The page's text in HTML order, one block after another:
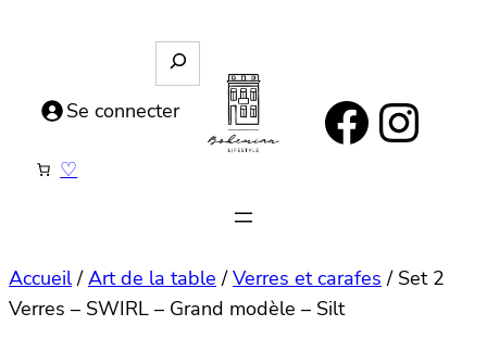
https://www.facebook.com/bohemianlifestyle.be Instagram
e
c
e
Se connecter
♡
Accueil/Art de la table /Verres et carafes / Set 2
Verres – SWIRL – Grand modèle – Silt